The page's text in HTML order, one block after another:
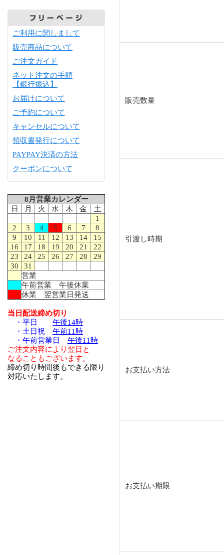
ご利用に関しまして
販売商品について
ご注文ガイド
ネット注文の手順
【銀行振込】
お届けについて
ご予約について
キャンセルについて
領収書発行について
PAYPAY決済の方法
クーポンについて
8月営業カレンダー
日
月 火 水 木 金
土
1
2
3 4 5 6 7
8
9
10 11 12 13 14
15
16
17 18 19 20 21
22
23
24 25 26 27 28
29
30
31
営業
午前営業 午後休業
休業 翌営業日発送
当日配送締め切り
・平日 午後14時
・土日祝 午前11時
・午前営業日 午後11時
ご注文内容により翌日と
なることもございます。
締め切り時間後もできる限り
対応いたします。
販売数量
引渡し時期
お支払い方法
お支払い期限